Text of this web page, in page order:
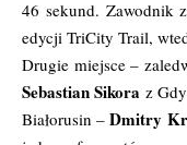
46 sekund. Zawodnik
edycji TriCity Trail,
Drugie miejsce –
Sebastian Sikora z
Białorusin –Dmitry